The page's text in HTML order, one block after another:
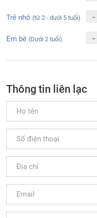
Trẻ nhỏ(từ 2 - dưới 5 tuổi) -
Em bé(Dưới 2 tuổi) -
Thông tin liên lạc